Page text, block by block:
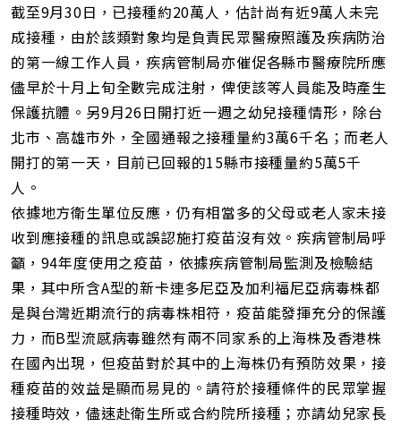
截至9月30日，已接種約20萬人，估計尚有近9萬人未完
成接種，由於該類對象均是負責民眾醫療照護及疾病防治
的第一線工作人員，疾病管制局亦催促各縣市醫療院所應
儘早於十月上旬全數完成注射，俾使該等人員能及時產生
保護抗體。另9月26日開打近一週之幼兒接種情形，除台
北市、高雄市外，全國通報之接種量約3萬6千名；而老人
開打的第一天，目前已回報的15縣市接種量約5萬5千
人。
依據地方衛生單位反應，仍有相當多的父母或老人家未接
收到應接種的訊息或誤認施打疫苗沒有效。疾病管制局呼
籲，94年度使用之疫苗，依據疾病管制局監測及檢驗結
果，其中所含A型的新卡連多尼亞及加利福尼亞病毒株都
是與台灣近期流行的病毒株相符，疫苗能發揮充分的保護
力，而B型流感病毒雖然有兩不同家系的上海株及香港株
在國內出現，但疫苗對於其中的上海株仍有預防效果，接
種疫苗的效益是顯而易見的。請符於接種條件的民眾掌握
接種時效，儘速赴衛生所或合約院所接種；亦請幼兒家長